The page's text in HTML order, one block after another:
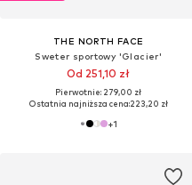
THE NORTH FACE
Sweter sportowy 'Glacier'
Od 251,10 zł
Pierwotnie: 279,00 zł
Ostatnia najniższa cena:223,20 zł
+1